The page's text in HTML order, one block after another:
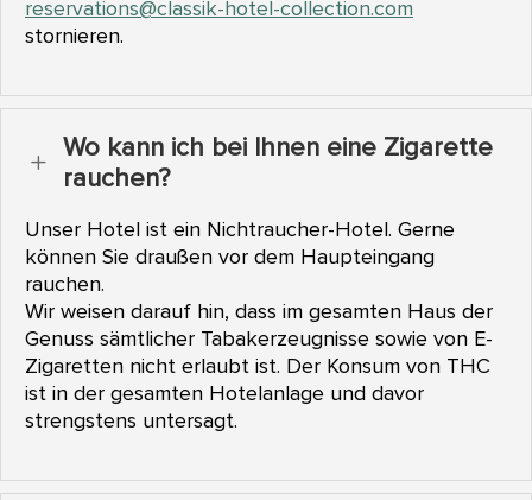
reservations@classik-hotel-collection.com
stornieren.
L
Wo kann ich bei Ihnen eine Zigarette
rauchen?
Unser Hotel ist ein Nichtraucher-Hotel. Gerne
können Sie draußen vor dem Haupteingang
rauchen.
Wir weisen darauf hin, dass im gesamten Haus der
Genuss sämtlicher Tabakerzeugnisse sowie von E-
Zigaretten nicht erlaubt ist. Der Konsum von THC
ist in der gesamten Hotelanlage und davor
strengstens untersagt.